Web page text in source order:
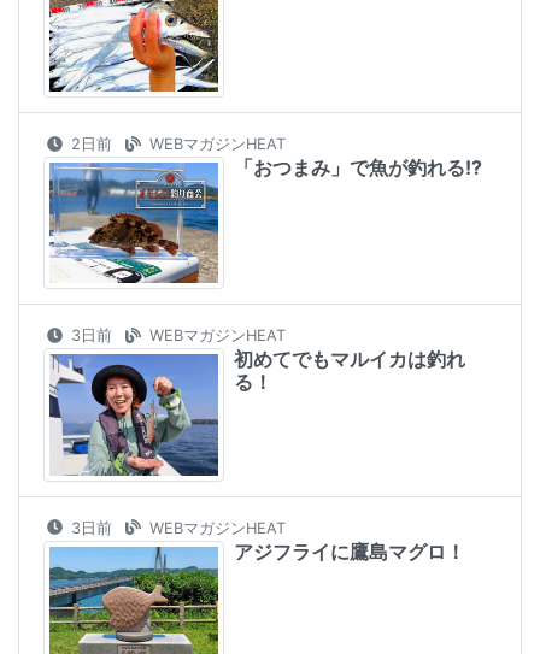
2日前 WEBマガジンHEAT
「おつまみ」で魚が釣れる!?
3日前 WEBマガジンHEAT
初めてでもマルイカは釣れ
る！
3日前 WEBマガジンHEAT
アジフライに鷹島マグロ！